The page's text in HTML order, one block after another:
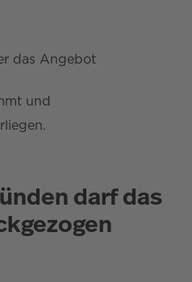
das Angebot
und
darf das